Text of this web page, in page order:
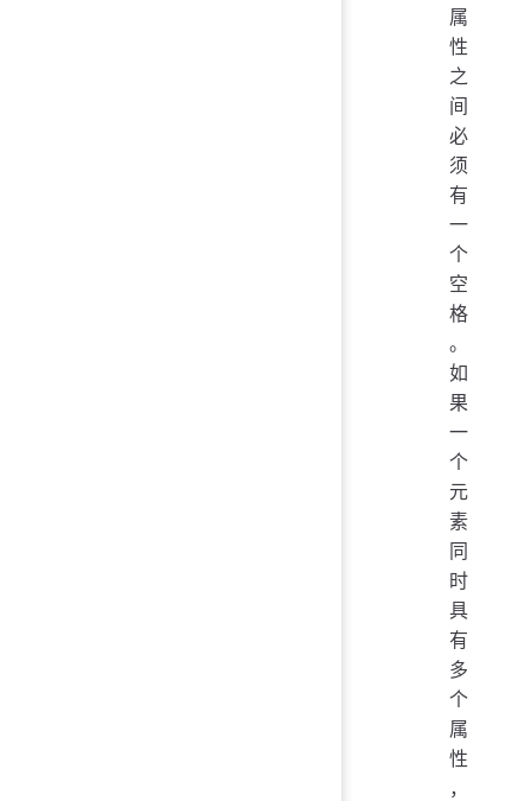
属
性
之
间
必
须
有
一
个
空
格
。
如
果
一
个
元
素
同
时
具
有
多
个
属
性
，